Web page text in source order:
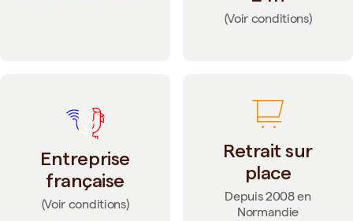
(Voir conditions)
Entreprise
française
(Voir conditions)
Retrait sur
place
Depuis 2008 en
Normandie